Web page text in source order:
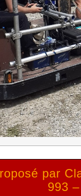
par
993